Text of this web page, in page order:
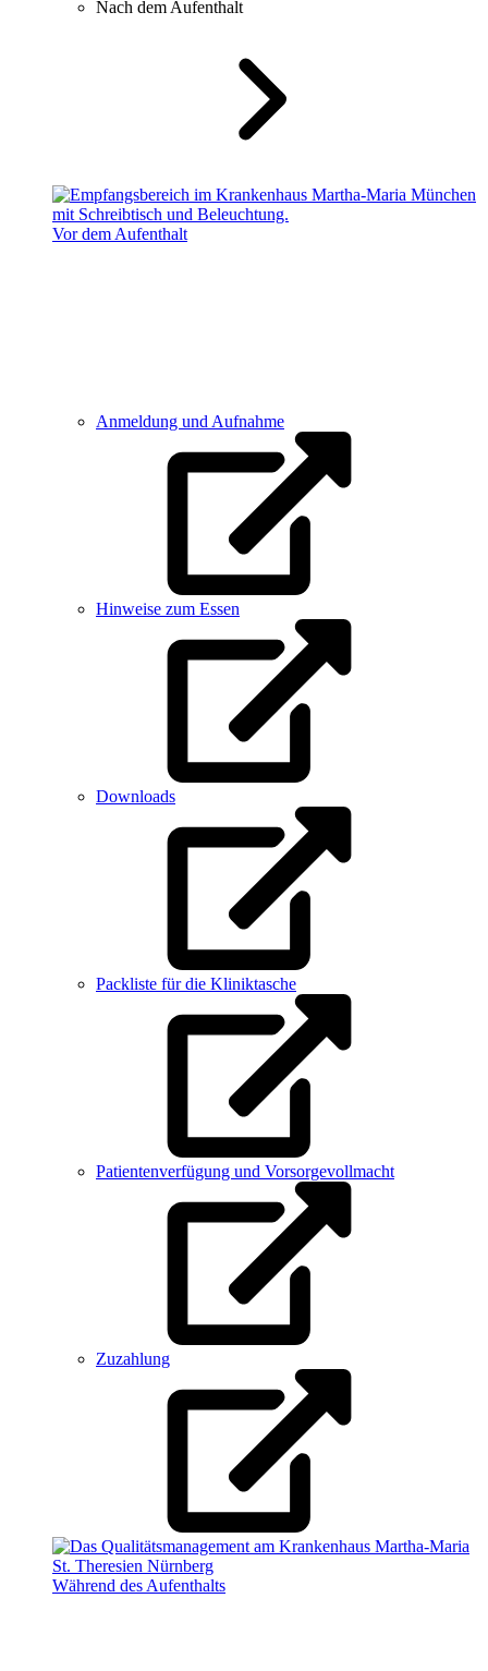
Nach dem Aufenthalt
Vor dem Aufenthalt
Anmeldung und Aufnahme
Hinweise zum Essen
Downloads
Packliste für die Kliniktasche
Patientenverfügung und Vorsorgevollmacht
Zuzahlung
Während des Aufenthalts